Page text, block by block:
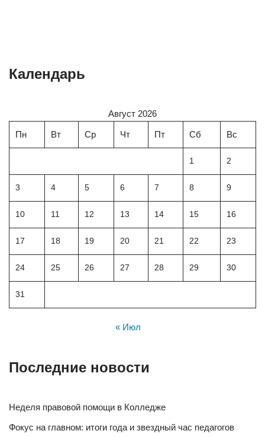
Календарь
Август 2026
Пн Вт Ср Чт Пт Сб Вс
1 2
3 4 5 6 7 8 9
10 11 12 13 14 15 16
17 18 19 20 21 22 23
24 25 26 27 28 29 30
31
« Июл
Последние новости
Неделя правовой помощи в Колледже
Фокус на главном: итоги года и звездный час педагогов